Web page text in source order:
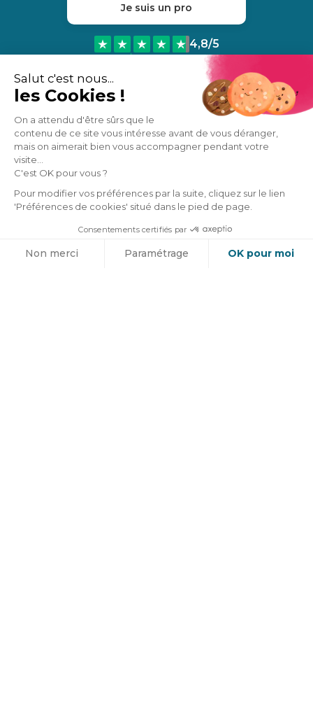
Salut c'est nous...
les Cookies !
On a attendu d'être sûrs que le
contenu de ce site vous intéresse avant de vous déranger,
mais on aimerait bien vous accompagner pendant votre
visite...
C'est OK pour vous ?
Pour modifier vos préférences par la suite, cliquez sur le lien
'Préférences de cookies' situé dans le pied de page.
Consentements certifiés par
Non merci Paramétrage OK pour moi
Je suis un pro
4,8/5
À propos
Nos avis
Nos régions
Manifesto
Blog de la Squad
Liens utiles
CGU